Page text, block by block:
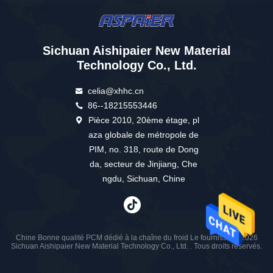
Sichuan Aishipaier New Material
Technology Co., Ltd.
celia@xhhc.cn
86--18215553446
Pièce 2010, 20ème étage, pl
aza globale de métropole de
PIM, no. 318, route de Dong
da, secteur de Jinjiang, Che
ngdu, Sichuan, Chine
Chine Bonne qualité PCM dédié à la chaîne du froid Le fournisseur. 2026
Sichuan Aishipaier New Material Technology Co., Ltd. . Tous droits réservés.